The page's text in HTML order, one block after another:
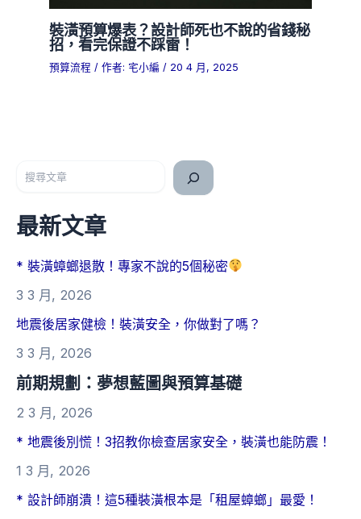
裝潢預算爆表？設計師死也不說的省錢秘
招，看完保證不踩雷！
預算流程 / 作者: 宅小編 / 20 4 月, 2025
最新文章
* 裝潢蟑螂退散！專家不說的5個秘密
3 3 月, 2026
地震後居家健檢！裝潢安全，你做對了嗎？
3 3 月, 2026
前期規劃：夢想藍圖與預算基礎
2 3 月, 2026
* 地震後別慌！3招教你檢查居家安全，裝潢也能防震！
1 3 月, 2026
* 設計師崩潰！這5種裝潢根本是「租屋蟑螂」最愛！